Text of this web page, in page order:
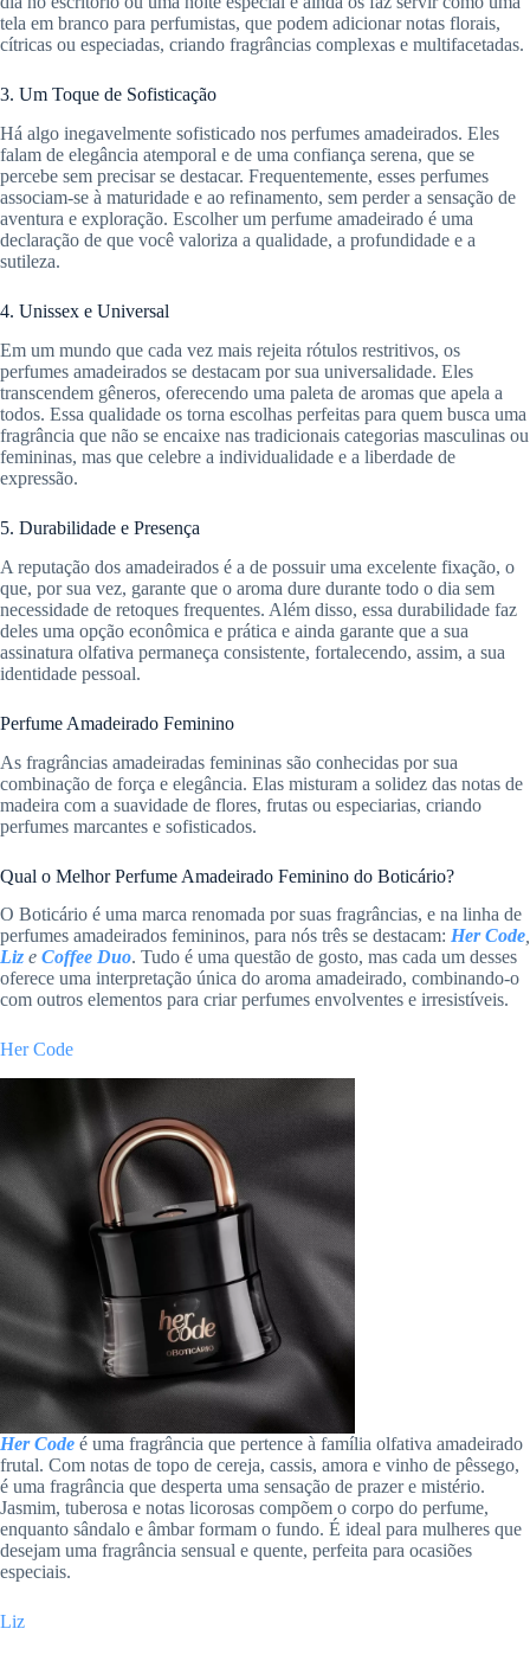
tela em branco para perfumistas, que podem adicionar notas florais,
cítricas ou especiadas, criando fragrâncias complexas e multifacetadas.
3. Um Toque de Sofisticação
Há algo inegavelmente sofisticado nos perfumes amadeirados. Eles
falam de elegância atemporal e de uma confiança serena, que se
percebe sem precisar se destacar. Frequentemente, esses perfumes
associam-se à maturidade e ao refinamento, sem perder a sensação de
aventura e exploração. Escolher um perfume amadeirado é uma
declaração de que você valoriza a qualidade, a profundidade e a
sutileza.
4. Unissex e Universal
Em um mundo que cada vez mais rejeita rótulos restritivos, os
perfumes amadeirados se destacam por sua universalidade. Eles
transcendem gêneros, oferecendo uma paleta de aromas que apela a
todos. Essa qualidade os torna escolhas perfeitas para quem busca uma
fragrância que não se encaixe nas tradicionais categorias masculinas ou
femininas, mas que celebre a individualidade e a liberdade de
expressão.
5. Durabilidade e Presença
A reputação dos amadeirados é a de possuir uma excelente fixação, o
que, por sua vez, garante que o aroma dure durante todo o dia sem
necessidade de retoques frequentes. Além disso, essa durabilidade faz
deles uma opção econômica e prática e ainda garante que a sua
assinatura olfativa permaneça consistente, fortalecendo, assim, a sua
identidade pessoal.
Perfume Amadeirado Feminino
As fragrâncias amadeiradas femininas são conhecidas por sua
combinação de força e elegância. Elas misturam a solidez das notas de
madeira com a suavidade de flores, frutas ou especiarias, criando
perfumes marcantes e sofisticados.
Qual o Melhor Perfume Amadeirado Feminino do Boticário?
O Boticário é uma marca renomada por suas fragrâncias, e na linha de
perfumes amadeirados femininos, para nós três se destacam: Her Code
Liz e Coffee Duo. Tudo é uma questão de gosto, mas cada um desses
oferece uma interpretação única do aroma amadeirado, combinando-o
com outros elementos para criar perfumes envolventes e irresistíveis.
Her Code
Her Code é uma fragrância que pertence à família olfativa amadeirado
frutal. Com notas de topo de cereja, cassis, amora e vinho de pêssego,
é uma fragrância que desperta uma sensação de prazer e mistério.
Jasmim, tuberosa e notas licorosas compõem o corpo do perfume,
enquanto sândalo e âmbar formam o fundo. É ideal para mulheres que
desejam uma fragrância sensual e quente, perfeita para ocasiões
especiais.
Liz